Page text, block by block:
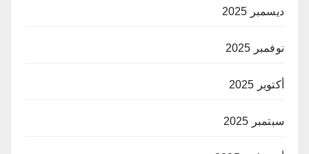
ديسمبر 2025
نوفمبر 2025
أكتوبر 2025
سبتمبر 2025